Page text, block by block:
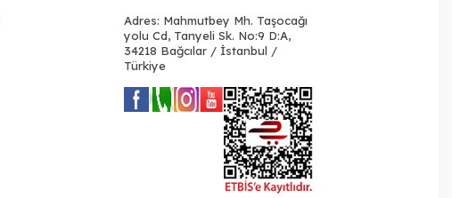
Adres: Mahmutbey Mh. Taşocağı
yolu Cd, Tanyeli Sk. No:9 D:A,
34218 Bağcılar / İstanbul /
Türkiye